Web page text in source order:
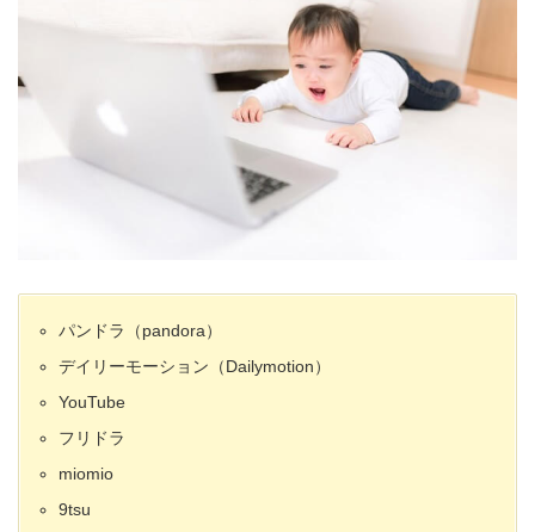
パンドラ（pandora）
デイリーモーション（Dailymotion）
YouTube
フリドラ
miomio
9tsu